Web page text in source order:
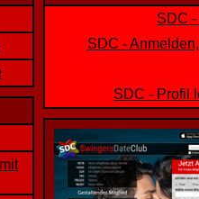
SDC
SDC -
SDC - Profil